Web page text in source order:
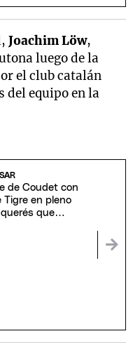
Joachim Löw,
luego de la
el club catalán
del equipo en la
de Coudet con
en pleno
que